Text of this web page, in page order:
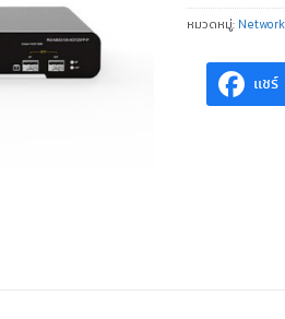
หมวดหมู่:
แชร์